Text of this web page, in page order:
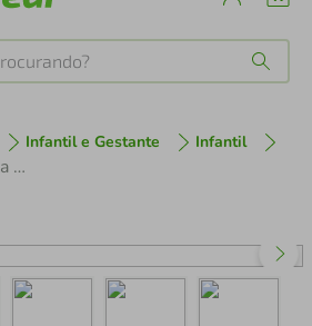
Infantil e Gestante Infantil
Prendedor de Chupeta Buba Zoo Elefante